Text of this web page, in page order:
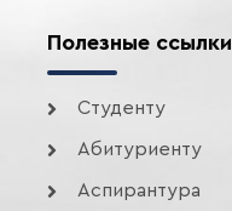
Полезные ссылки
Студенту
Абитуриенту
Аспирантура